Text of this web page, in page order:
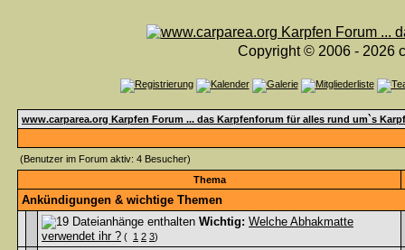
Copyright © 2006 - 2026
www.carparea.org Karpfen Forum ... das Karpfenforum für alles rund um`s
(Benutzer im Forum aktiv: 4 Besucher)
Thema
Ankündigungen & wichtige Themen
Wichtig: Welche Abhakmatte
verwendet ihr ? ( 1 2 3)